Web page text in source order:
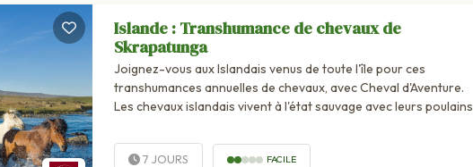
Islande : Transhumance de chevaux de
Skrapatunga
Joignez-vous aux Islandais venus de toute l'île pour ces
transhumances annuelles de chevaux, avec Cheval d'Aventure.
Les chevaux islandais vivent à l'état sauvage avec leurs poulains
rassemblés à...
7 JOURS FACILE